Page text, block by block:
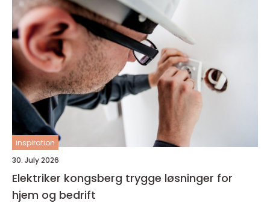
inspiration
30. July 2026
Elektriker kongsberg trygge løsninger for
hjem og bedrift